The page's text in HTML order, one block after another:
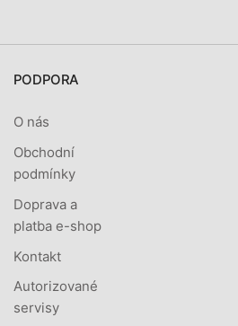
PODPORA
O nás
Obchodní
podmínky
Doprava a
platba e-shop
Kontakt
Autorizované
servisy